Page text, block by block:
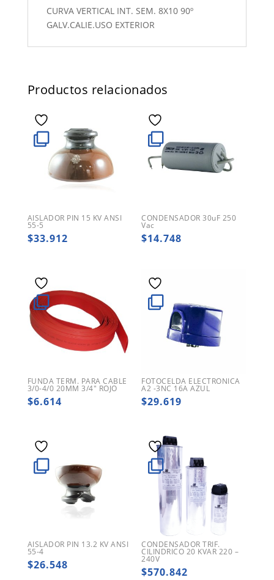
CURVA VERTICAL INT. SEM. 8X10 90º
GALV.CALIE.USO EXTERIOR
Productos relacionados
AISLADOR PIN 15 KV ANSI
55-5
$33.912
CONDENSADOR 30uF 250
Vac
$14.748
FUNDA TERM. PARA CABLE
3/0-4/0 20MM 3/4″ ROJO
$6.614
FOTOCELDA ELECTRONICA
A2 -3NC 16A AZUL
$29.619
AISLADOR PIN 13.2 KV ANSI
55-4
$26.548
CONDENSADOR TRIF.
CILINDRICO 20 KVAR 220 –
240V
$570.842